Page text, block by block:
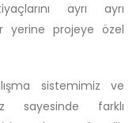
ayrı ayrı
yerine projeye özel
sistemimiz ve
sayesinde farklı